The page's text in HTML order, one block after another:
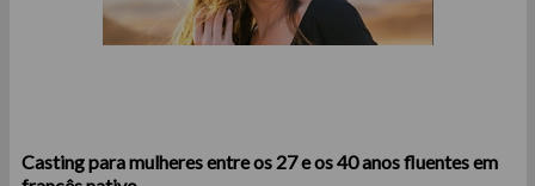
Casting para mulheres entre os 27 e os 40 anos fluentes em